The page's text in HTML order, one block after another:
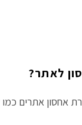
לאתר?
אחסון אתרים כמו